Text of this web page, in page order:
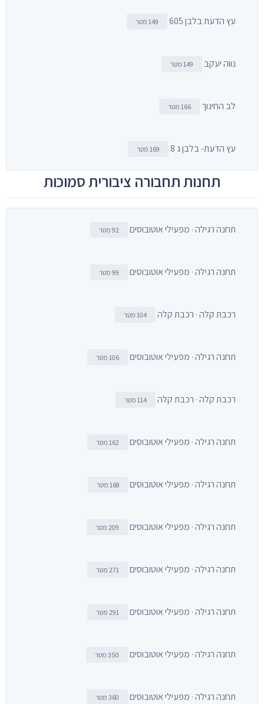
עץ הדעת בלבן 605 149 מטר
נווה יעקב 149 מטר
לב החינוך 166 מטר
עץ הדעת- בלבן ג 8 169 מטר
תחנות תחבורה ציבורית סמוכות
תחנה רגילה · מפעילי אוטובוסים 92 מטר
תחנה רגילה · מפעילי אוטובוסים 99 מטר
רכבת קלה · רכבת קלה 104 מטר
תחנה רגילה · מפעילי אוטובוסים 106 מטר
רכבת קלה · רכבת קלה 114 מטר
תחנה רגילה · מפעילי אוטובוסים 162 מטר
תחנה רגילה · מפעילי אוטובוסים 168 מטר
תחנה רגילה · מפעילי אוטובוסים 209 מטר
תחנה רגילה · מפעילי אוטובוסים 271 מטר
תחנה רגילה · מפעילי אוטובוסים 291 מטר
תחנה רגילה · מפעילי אוטובוסים 350 מטר
תחנה רגילה · מפעילי אוטובוסים 360 מטר